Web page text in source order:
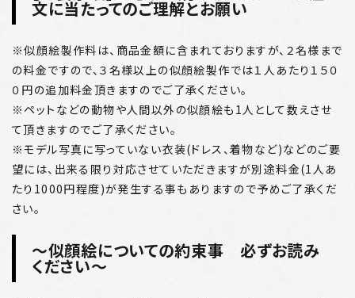
文に当たってのご理解とお願い
※似顔絵製作料は、商品金額に含まれておりますが、２名様まで
の料金ですので、３名様以上の似顔絵製作では１人あたり１５０
０円の追加料金頂きますのでご了承ください。
※ペットなどの動物や人間以外の似顔絵も1人として数えさせ
て頂きますのでご了承ください。
※モデル写真に写っていない衣装(ドレス、着物など)などのご要
望には、出来る限り対応させていただきますが別途料金(1人あ
たり1000円程度)が発生する事もありますので予めご了承くだ
さい。
～似顔絵についての約束事 必ずお読み
ください～